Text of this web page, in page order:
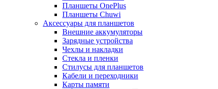
Планшеты OnePlus
Планшеты Chuwi
Аксессуары для планшетов
Внешние аккумуляторы
Зарядные устройства
Чехлы и накладки
Стекла и пленки
Стилусы для планшетов
Кабели и переходники
Карты памяти